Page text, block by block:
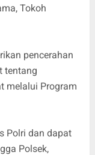
Tokoh
pencerahan
tentang
melalui Program
Polri dan dapat
Polsek,